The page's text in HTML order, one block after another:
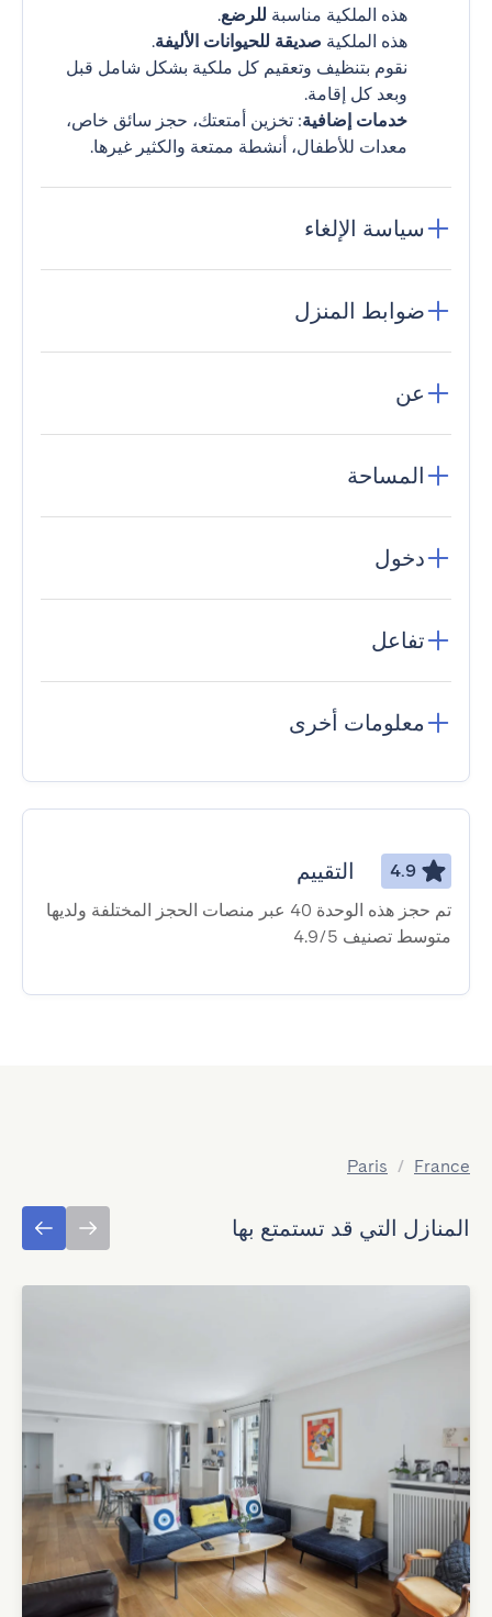
هذه الملكية مناسبة للرضع.
هذه الملكية صديقة للحيوانات الأليفة.
نقوم بتنظيف وتعقيم كل ملكية بشكل شامل قبل
وبعد كل إقامة.
خدمات إضافية: تخزين أمتعتك، حجز سائق خاص،
معدات للأطفال، أنشطة ممتعة والكثير غيرها.
سياسة الإلغاء
ضوابط المنزل
عن
المساحة
دخول
تفاعل
معلومات أخرى
4.9 التقييم
تم حجز هذه الوحدة 40 عبر منصات الحجز المختلفة ولديها
متوسط ​​تصنيف 4.9/5
France
/
Paris
المنازل التي قد تستمتع بها